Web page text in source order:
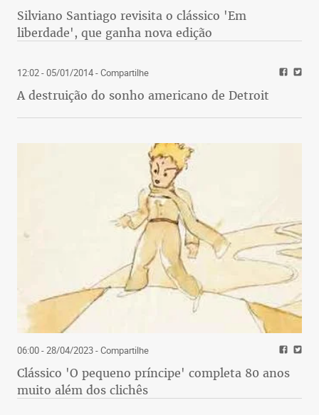
Silviano Santiago revisita o clássico 'Em
liberdade', que ganha nova edição
12:02 - 05/01/2014- Compartilhe
A destruição do sonho americano de Detroit
06:00 - 28/04/2023- Compartilhe
Clássico 'O pequeno príncipe' completa 80 anos
muito além dos clichês